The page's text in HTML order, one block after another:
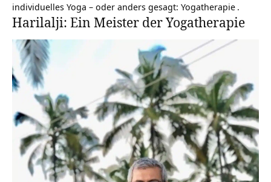
individuelles Yoga – oder anders gesagt: Yogatherapie .
Harilalji: Ein Meister der Yogatherapie